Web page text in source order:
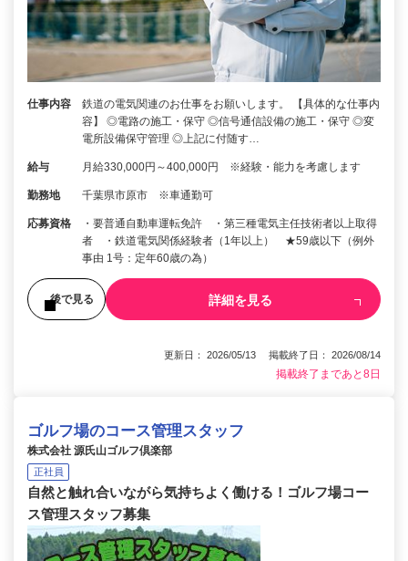
仕事内容
鉄道の電気関連のお仕事をお願いします。 【具体的な仕事内
容】 ◎電路の施工・保守 ◎信号通信設備の施工・保守 ◎変
電所設備保守管理 ◎上記に付随す…
給与 月給330,000円～400,000円 ※経験・能力を考慮します
勤務地 千葉県市原市 ※車通勤可
応募資格
・要普通自動車運転免許 ・第三種電気主任技術者以上取得
者 ・鉄道電気関係経験者（1年以上） ★59歳以下（例外
事由 1号：定年60歳の為）
後で見る 詳細を見る
更新日： 2026/05/13 掲載終了日： 2026/08/14
掲載終了まであと8日
ゴルフ場のコース管理スタッフ
株式会社 源氏山ゴルフ倶楽部
正社員
自然と触れ合いながら気持ちよく働ける！ゴルフ場コー
ス管理スタッフ募集